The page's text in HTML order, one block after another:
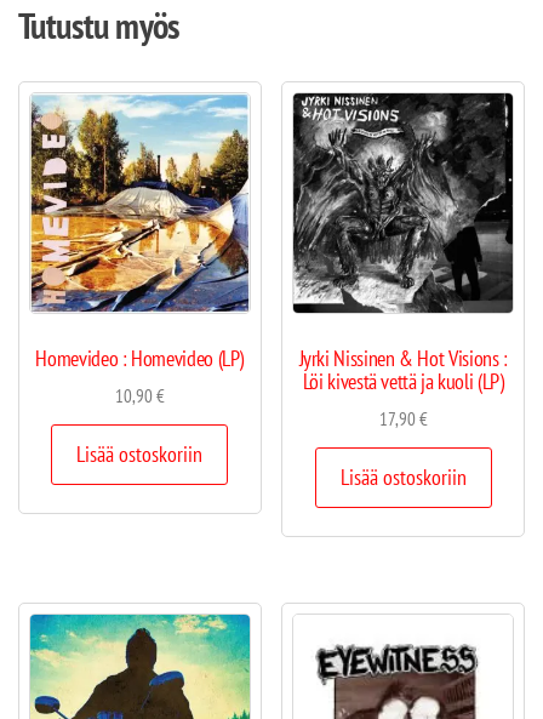
Tutustu myös
Homevideo : Homevideo (LP)
10,90€
Lisää ostoskoriin
Jyrki Nissinen & Hot Visions :
Löi kivestä vettä ja kuoli (LP)
17,90€
Lisää ostoskoriin